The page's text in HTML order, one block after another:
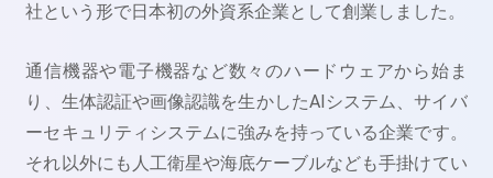
社という形で日本初の外資系企業として創業しました。
通信機器や電子機器など数々のハードウェアから始ま
り、生体認証や画像認識を生かしたAIシステム、サイバ
ーセキュリティシステムに強みを持っている企業です。
それ以外にも人工衛星や海底ケーブルなども手掛けてい